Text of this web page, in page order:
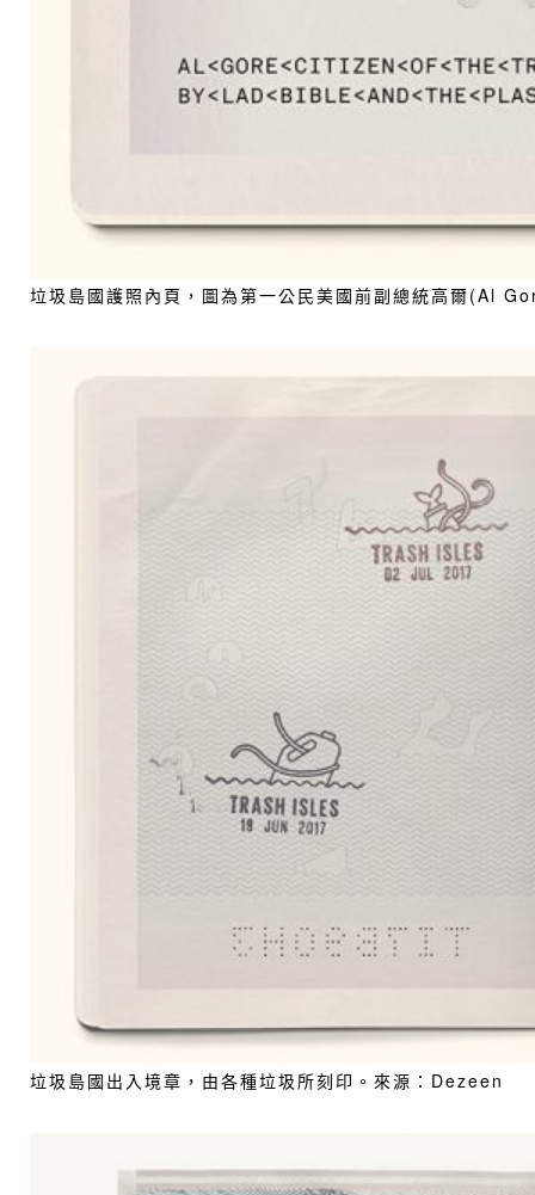
垃圾島國護照內頁，圖為第一公民美國前副總統高爾(Al
垃圾島國出入境章，由各種垃圾所刻印。來源： Dezeen